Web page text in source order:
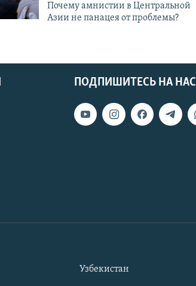
Почему амнистии в Центральной
Азии не панацея от проблемы?
ПОДПИШИТЕСЬ НА
Узбекистан